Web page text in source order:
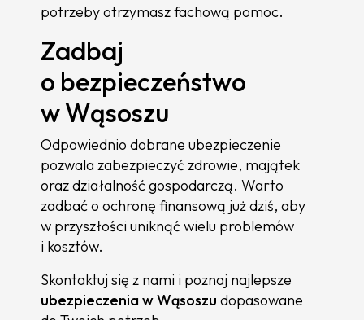
potrzeby otrzymasz fachową pomoc.
Zadbaj
o bezpieczeństwo
w Wąsoszu
Odpowiednio dobrane ubezpieczenie
pozwala zabezpieczyć zdrowie, majątek
oraz działalność gospodarczą. Warto
zadbać o ochronę finansową już dziś, aby
w przyszłości uniknąć wielu problemów
i kosztów.
Skontaktuj się z nami i poznaj najlepsze
ubezpieczenia w Wąsoszu dopasowane